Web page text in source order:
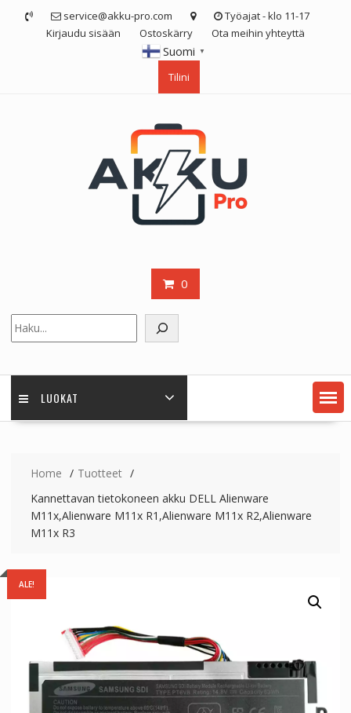
service@akku-pro.com
Työajat - klo 11-17
Kirjaudu sisään
Ostoskärry Ota meihin yhteyttä
Suomi ▼
Tilini
0
LUOKAT
Home
Tuotteet
Kannettavan tietokoneen akku DELL Alienware
M11x,Alienware M11x R1,Alienware M11x R2,Alienware
M11x R3
ALE!